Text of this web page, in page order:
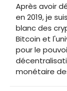
Après avoir
en 2019, je
blanc des
Bitcoin et
pour le
monétaire